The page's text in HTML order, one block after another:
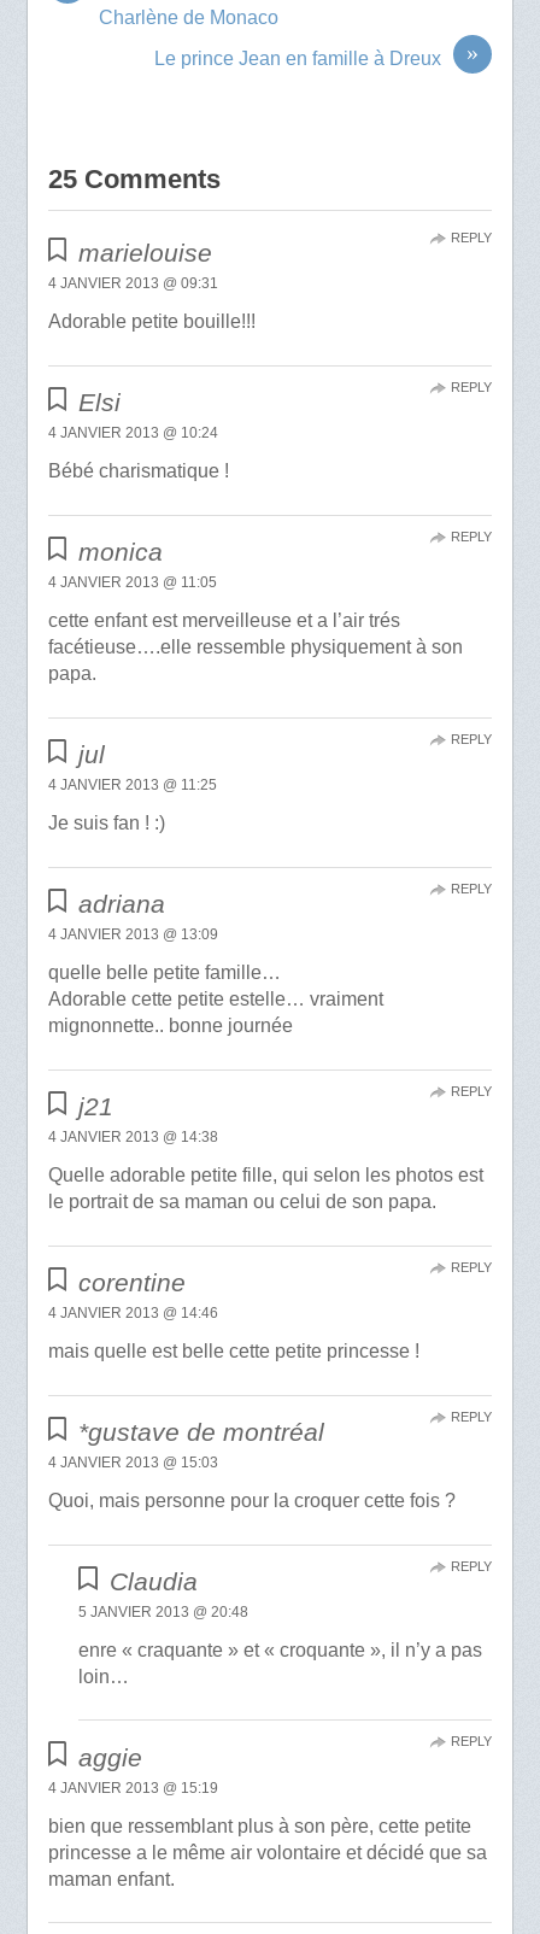
Charlène de Monaco
»
Le prince Jean en famille à Dreux
25 Comments
marielouise
4 JANVIER 2013 @ 09:31
Adorable petite bouille!!!
REPLY
Elsi
4 JANVIER 2013 @ 10:24
Bébé charismatique !
REPLY
monica
4 JANVIER 2013 @ 11:05
cette enfant est merveilleuse et a l’air trés
facétieuse….elle ressemble physiquement à son
papa.
REPLY
jul
4 JANVIER 2013 @ 11:25
Je suis fan ! :)
REPLY
adriana
4 JANVIER 2013 @ 13:09
quelle belle petite famille…
Adorable cette petite estelle… vraiment
mignonnette.. bonne journée
REPLY
j21
4 JANVIER 2013 @ 14:38
Quelle adorable petite fille, qui selon les photos est
le portrait de sa maman ou celui de son papa.
REPLY
corentine
4 JANVIER 2013 @ 14:46
mais quelle est belle cette petite princesse !
REPLY
*gustave de montréal
4 JANVIER 2013 @ 15:03
Quoi, mais personne pour la croquer cette fois ?
REPLY
Claudia
5 JANVIER 2013 @ 20:48
enre « craquante » et « croquante », il n’y a pas
loin…
REPLY
aggie
4 JANVIER 2013 @ 15:19
bien que ressemblant plus à son père, cette petite
princesse a le même air volontaire et décidé que sa
maman enfant.
REPLY